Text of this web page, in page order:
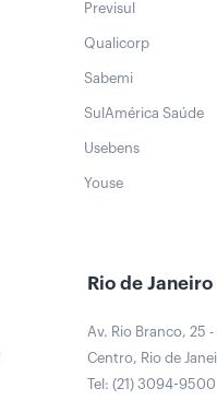
Previsul
Qualicorp
Sabemi
SulAmérica Saúde
Usebens
Youse
Rio de Janeiro
Av. Rio Branco, 25 -
Centro, Rio de
Tel: (21) 3094-9500